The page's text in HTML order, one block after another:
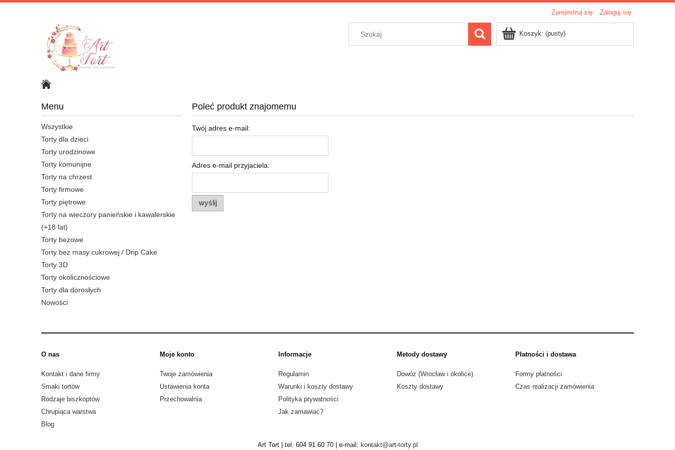
Zarejestruj się Zaloguj się
Koszyk: (pusty)
Menu
Wszystkie
Torty dla dzieci
Torty urodzinowe
Torty komunijne
Torty na chrzest
Torty firmowe
Torty piętrowe
Torty na wieczory panieńskie i kawalerskie
(+18 lat)
Torty bezowe
Torty bez masy cukrowej / Drip Cake
Torty 3D
Torty okolicznościowe
Torty dla dorosłych
Nowości
Poleć produkt znajomemu
Twój adres e-mail:
Adres e-mail przyjaciela:
wyślij
O nas
Kontakt i dane firmy
Smaki tortów
Rodzaje biszkoptów
Chrupiąca warstwa
Blog
Moje konto
Twoje zamówienia
Ustawienia konta
Przechowalnia
Informacje
Regulamin
Warunki i koszty dostawy
Polityka prywatności
Jak zamawiać?
Metody dostawy
Dowóz (Wrocław i okolice)
Koszty dostawy
Płatności i dostawa
Formy płatności
Czas realizacji zamówienia
Art Tort | tel. 604 91 60 70 | e-mail: kontakt@art-torty.pl